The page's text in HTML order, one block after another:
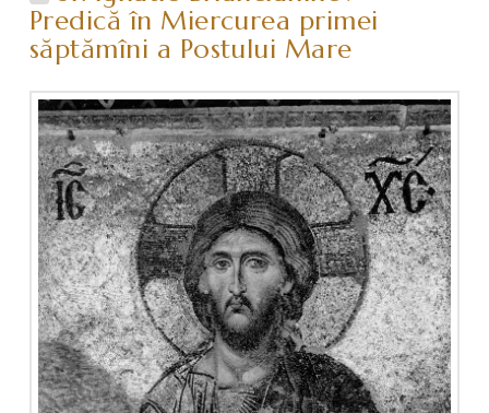
Predică în Miercurea primei
săptămîni a Postului Mare